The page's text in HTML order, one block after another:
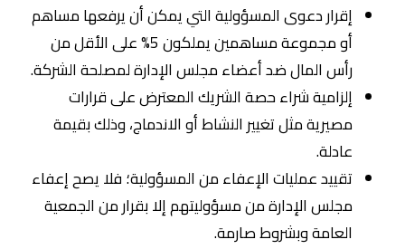
إقرار دعوى المسؤولية التي يمكن أن يرفعها مساهم
أو مجموعة مساهمين يملكون 5% على الأقل من
رأس المال ضد أعضاء مجلس الإدارة لمصلحة الشركة.
إلزامية شراء حصة الشريك المعترض على قرارات
مصيرية مثل تغيير النشاط أو الاندماج، وذلك بقيمة
عادلة.
تقييد عمليات الإعفاء من المسؤولية؛ فلا يصح إعفاء
مجلس الإدارة من مسؤوليتهم إلا بقرار من الجمعية
العامة وبشروط صارمة.